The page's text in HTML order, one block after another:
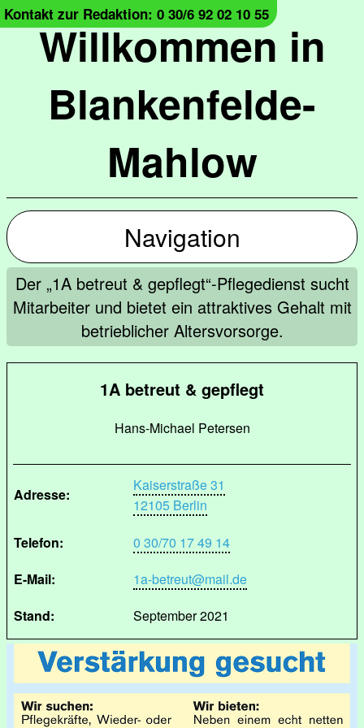
Willkommen in
Blankenfelde-
Mahlow
Kontakt zur Redaktion: 0 30/6 92 02 10 55
Navigation
Der „1A betreut & gepflegt“-Pflegedienst sucht
Mitarbeiter und bietet ein attraktives Gehalt mit
betrieblicher Altersvorsorge.
1A betreut & gepflegt
Hans-Michael Petersen
Adresse:
Kaiserstraße 31
12105 Berlin
Telefon:
0 30/70 17 49 14
E-Mail:
1a-betreut@mail.de
Stand:
September 2021